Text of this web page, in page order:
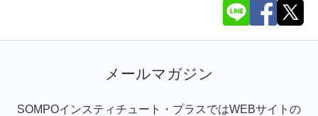
メールマガジン
SOMPOインスティチュート・プラスではWEBサイトの